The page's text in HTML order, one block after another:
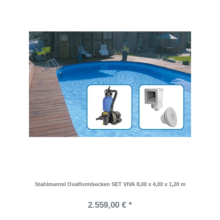
Stahlmantel Ovalformbecken SET VIVA 8,00 x 4,00 x 1,20 m
2.559,00 € *